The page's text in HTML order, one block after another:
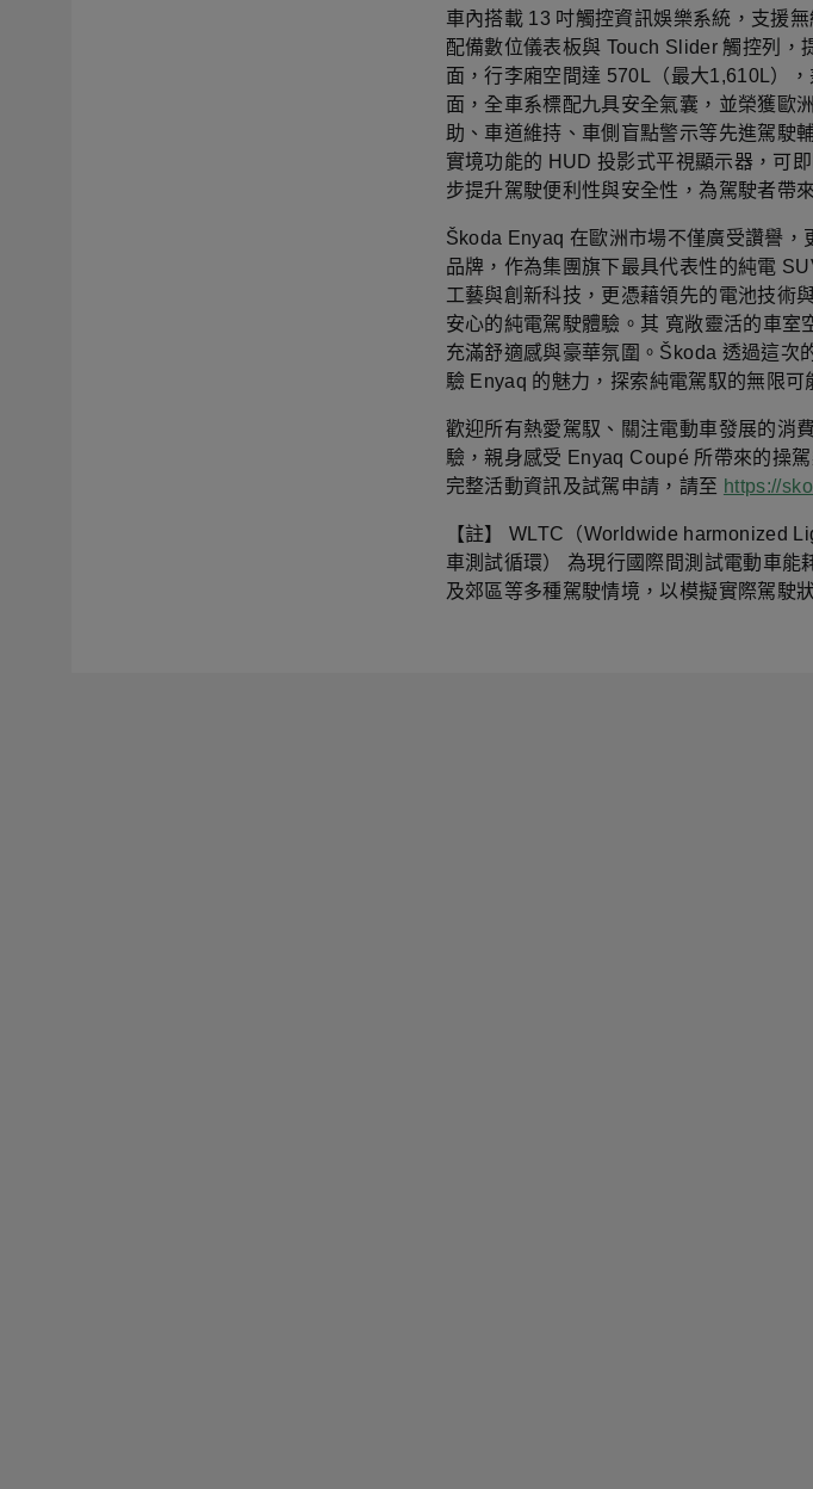
車內搭載 13 吋觸控資訊娛樂系統，支援
配備數位儀表板與 Touch Slider 觸控列，
面，行李廂空間達 570L（最大1,610L）
面，全車系標配九具安全氣囊，並榮獲歐
助、車道維持、車側盲點警示等先進駕駛
實境功能的 HUD 投影式平視顯示器，可
步提升駕駛便利性與安全性，為駕駛者帶
Škoda Enyaq 在歐洲市場不僅廣受讚譽
品牌，作為集團旗下最具代表性的純電
工藝與創新科技，更憑藉領先的電池技術
安心的純電駕駛體驗。其 寬敞靈活的車室
充滿舒適感與豪華氛圍。Škoda 透過這次
驗 Enyaq 的魅力，探索純電駕馭的無限可
歡迎所有熱愛駕馭、關注電動車發展的消
驗，親身感受 Enyaq Coupé 所帶來的操
完整活動資訊及試駕申請，請至 https://
【註】 WLTC（Worldwide harmonized
車測試循環） 為現行國際間測試電動車能
及郊區等多種駕駛情境，以模擬實際駕駛